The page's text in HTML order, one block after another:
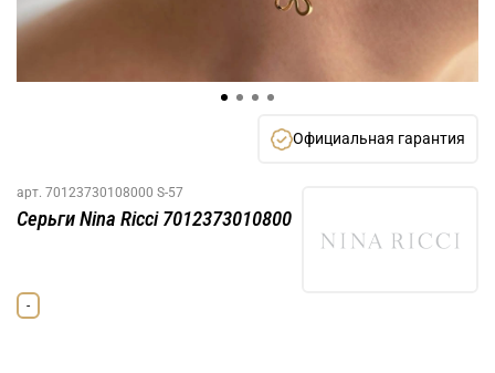
Официальная гарантия
арт. 70123730108000 S-57
Серьги Nina Ricci 7012373010800
-